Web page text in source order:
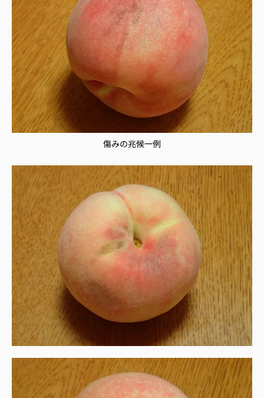
傷みの兆候一例